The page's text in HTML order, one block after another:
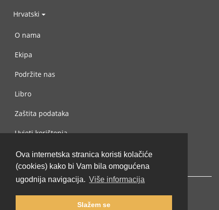
Ova internetska stranica koristi kolačiće
(cookies) kako bi Vam bila omogućena
ugodnija navigacija. Više informacija
Slažem se
Hrvatski
O nama
Ekipa
Podržite nas
Libro
Zaštita podataka
Uvjeti korištenja
Kontaktiraj nas